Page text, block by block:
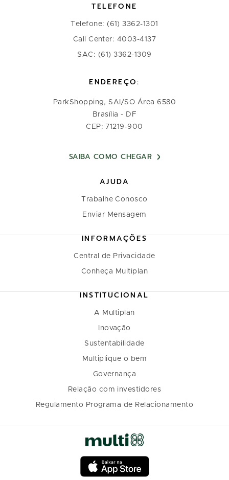
TELEFONE
Telefone: (61) 3362-1301
Call Center: 4003-4137
SAC: (61) 3362-1309
ENDEREÇO:
ParkShopping, SAI/SO Área 6580
Brasília - DF
CEP: 71219-900
SAIBA COMO CHEGAR
AJUDA
Trabalhe Conosco
Enviar Mensagem
INFORMAÇÕES
Central de Privacidade
Conheça Multiplan
INSTITUCIONAL
A Multiplan
Inovação
Sustentabilidade
Multiplique o bem
Governança
Relação com investidores
Regulamento Programa de Relacionamento